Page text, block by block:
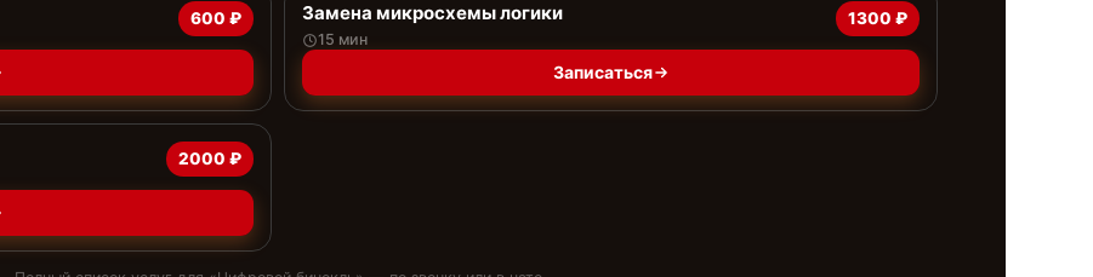
600 ₽ Замена микросхемы логики
15 мин
1300 ₽
Записаться
2000 ₽